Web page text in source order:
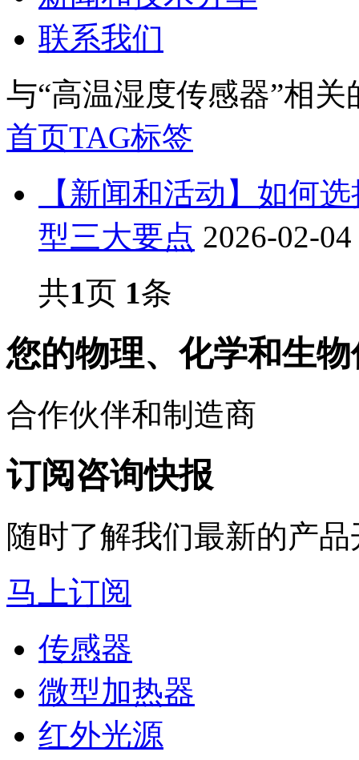
联系我们
与“高温湿度传感器”相关
首页TAG标签
【新闻和活动】如何
型三大要点 2026-02-04
共1页 1条
您的物理、化学和生
合作伙伴和制造商
订阅咨询快报
随时了解我们最新的产
马上订阅
传感器
微型加热器
红外光源